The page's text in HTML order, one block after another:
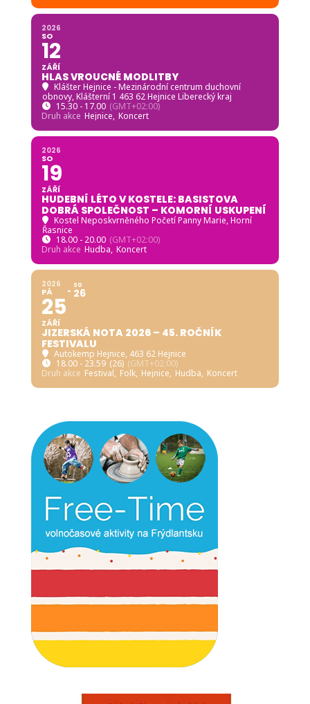
2026
SO
12
ZÁŘÍ
HLAS VROUCNÉ MODLITBY
Klášter Hejnice - Mezinárodní centrum duchovní
obnovy, Klášterní 1 463 62 Hejnice Liberecký kraj
15.30 - 17.00 (GMT+02:00)
Druh akce Hejnice, Koncert
2026
SO
19
ZÁŘÍ
HUDEBNÍ LÉTO V KOSTELE: BASISTOVA
DOBRÁ SPOLEČNOST – KOMORNÍ USKUPENÍ
Kostel Neposkvrněného Početí Panny Marie, Horní
Řasnice
18.00 - 20.00 (GMT+02:00)
Druh akce Hudba, Koncert
2026
PÁ
25
ZÁŘÍ
SO
26
JIZERSKÁ NOTA 2026 – 45. ROČNÍK
FESTIVALU
Autokemp Hejnice, 463 62 Hejnice
18.00 - 23.59 (26) (GMT+02:00)
Druh akce Festival, Folk, Hejnice, Hudba, Koncert